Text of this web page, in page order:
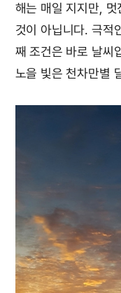
해는 매일 지지만,
것이 아닙니다. 극적
째 조건은 바로 날씨
노을 빛은 천차만별